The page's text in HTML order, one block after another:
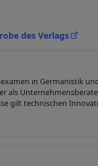
des Verlags
in Germanistik
als
gilt technischen